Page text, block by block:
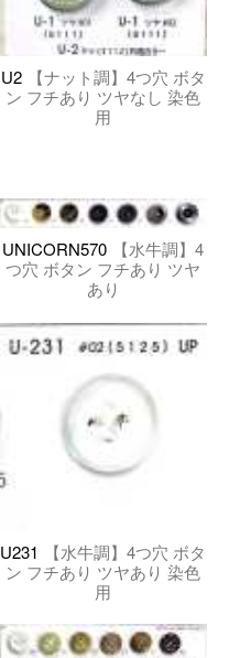
U2
【ナット調】4つ穴 ボタ
ン フチあり ツヤなし 染色
用
UNICORN570
【水牛調】4
つ穴 ボタン フチあり ツヤ
あり
U231
【水牛調】4つ穴 ボタ
ン フチあり ツヤあり 染色
用